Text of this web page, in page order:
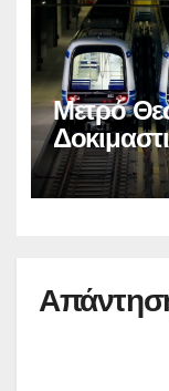
Μετρό